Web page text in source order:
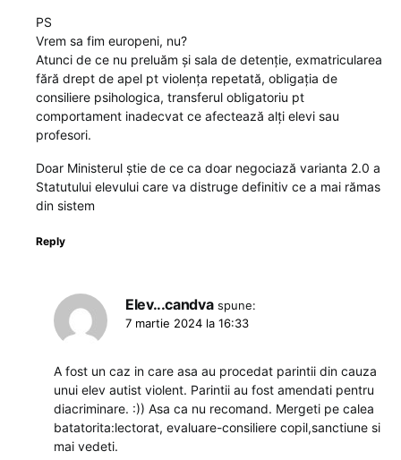
PS
Vrem sa fim europeni, nu?
Atunci de ce nu preluăm și sala de detenție, exmatricularea
fără drept de apel pt violența repetată, obligația de
consiliere psihologica, transferul obligatoriu pt
comportament inadecvat ce afectează alți elevi sau
profesori.
Doar Ministerul știe de ce ca doar negociază varianta 2.0 a
Statutului elevului care va distruge definitiv ce a mai rămas
din sistem
Reply
Elev...candva spune:
7 martie 2024 la 16:33
A fost un caz in care asa au procedat parintii din cauza
unui elev autist violent. Parintii au fost amendati pentru
diacriminare. :)) Asa ca nu recomand. Mergeti pe calea
batatorita:lectorat, evaluare-consiliere copil,sanctiune si
mai vedeti.